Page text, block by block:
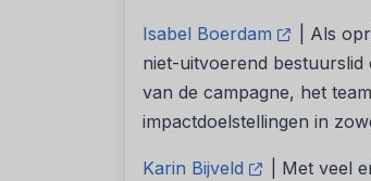
Isabel Boerdam
| Als
niet-uitvoerend bestuurslid
van de campagne, het
impactdoelstellingen in
Karin Bijveld
| Met veel